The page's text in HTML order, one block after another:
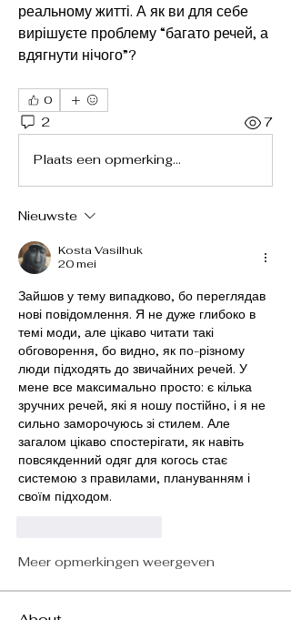
реальному житті. А як ви для себе
вирішуєте проблему “багато речей, а
вдягнути нічого”?
0
2 7
Plaats een opmerking...
Nieuwste
Kosta Vasilhuk
20 mei
Зайшов у тему випадково, бо переглядав
нові повідомлення. Я не дуже глибоко в
темі моди, але цікаво читати такі
обговорення, бо видно, як по-різному
люди підходять до звичайних речей. У
мене все максимально просто: є кілька
зручних речей, які я ношу постійно, і я не
сильно заморочуюсь зі стилем. Але
загалом цікаво спостерігати, як навіть
повсякденний одяг для когось стає
системою з правилами, плануванням і
своїм підходом.
Meer opmerkingen weergeven